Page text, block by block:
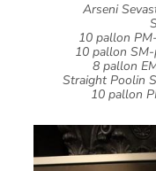
Arseni
10 pallon
10 pallon
8 pallon
Straight Poolin
10 pallon